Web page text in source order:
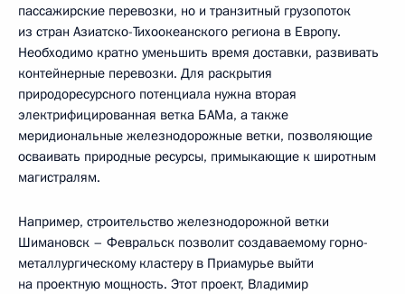
пассажирские перевозки, но и транзитный грузопоток
из стран Азиатско-Тихоокеанского региона в Европу.
Необходимо кратно уменьшить время доставки, развивать
контейнерные перевозки. Для раскрытия
природоресурсного потенциала нужна вторая
электрифицированная ветка БАМа, а также
меридиональные железнодорожные ветки, позволяющие
осваивать природные ресурсы, примыкающие к широтным
магистралям.
Например, строительство железнодорожной ветки
Шимановск – Февральск позволит создаваемому горно-
металлургическому кластеру в Приамурье выйти
на проектную мощность. Этот проект, Владимир